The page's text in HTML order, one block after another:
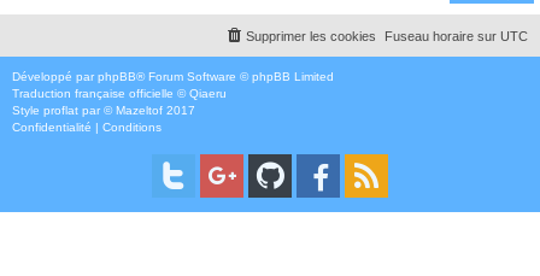
Fuseau horaire sur UTC
Supprimer les cookies
Développé par phpBB® Forum Software © phpBB Limited
Traduction française officielle ©Qiaeru
Style proflat par ©Mazeltof 2017
Confidentialité | Conditions